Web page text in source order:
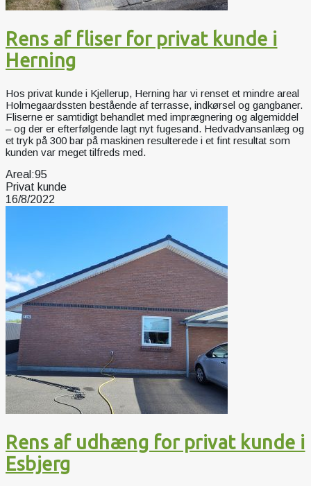
Rens af fliser for privat kunde i
Herning
Hos privat kunde i Kjellerup, Herning har vi renset et mindre areal
Holmegaardssten bestående af terrasse, indkørsel og gangbaner.
Fliserne er samtidigt behandlet med imprægnering og algemiddel
– og der er efterfølgende lagt nyt fugesand. Hedvadvansanlæg og
et tryk på 300 bar på maskinen resulterede i et fint resultat som
kunden var meget tilfreds med.
Areal:95
Privat kunde
16/8/2022
Rens af udhæng for privat kunde i
Esbjerg